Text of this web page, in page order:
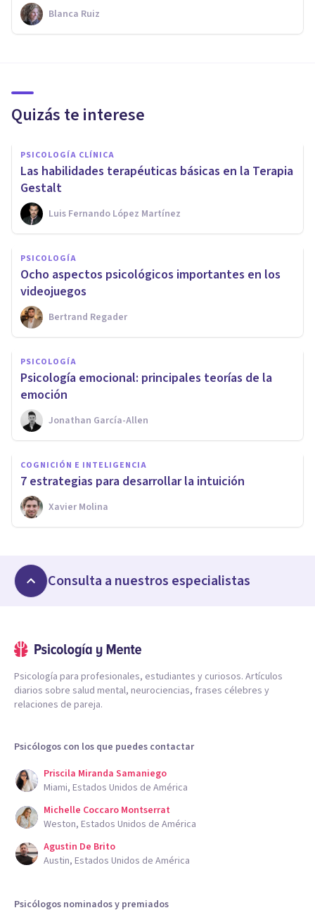
Blanca Ruiz
Quizás te interese
PSICOLOGÍA CLÍNICA
Las habilidades terapéuticas básicas en la Terapia
Gestalt
Luis Fernando López Martínez
PSICOLOGÍA
Ocho aspectos psicológicos importantes en los
videojuegos
Bertrand Regader
PSICOLOGÍA
Psicología emocional: principales teorías de la
emoción
Jonathan García-Allen
COGNICIÓN E INTELIGENCIA
7 estrategias para desarrollar la intuición
Xavier Molina
Consulta a nuestros especialistas
Psicología para profesionales, estudiantes y curiosos. Artículos
diarios sobre salud mental, neurociencias, frases célebres y
relaciones de pareja.
Psicólogos con los que puedes contactar
Priscila Miranda Samaniego
Miami, Estados Unidos de América
Michelle Coccaro Montserrat
Weston, Estados Unidos de América
Agustin De Brito
Austin, Estados Unidos de América
Psicólogos nominados y premiados